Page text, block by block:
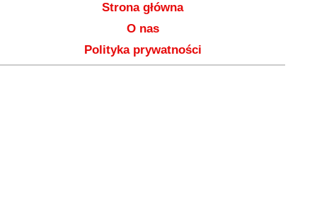
Strona główna
O nas
Polityka prywatności